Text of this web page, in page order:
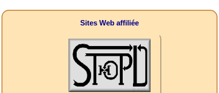
Sites Web affiliée